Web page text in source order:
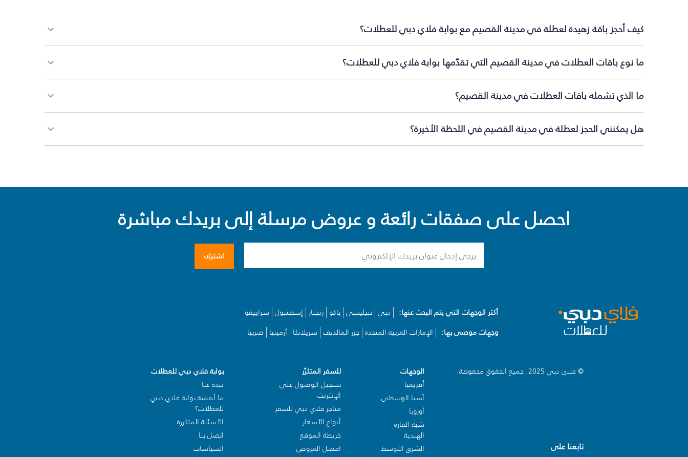
كيف أحجز باقة زهيدة لعطلة في مدينة القصيم مع بوابة فلاي دبي للعطلات؟
ما نوع باقات العطلات في مدينة القصيم التي تقدّمها بوابة فلاي دبي للعطلات؟
ما الذي تشمله باقات العطلات في مدينة القصيم؟
هل يمكنني الحجز لعطلة في مدينة القصيم في اللحظة الأخيرة؟
احصل على صفقات رائعة و عروض مرسلة إلى بريدك مباشرة
اشترك
أكثر الوجهات التي يتم البحث عنها: دبي تبيليسي باكو زنجبار إسطنبول سراييفو
وجهات موصى بها:
الإمارات العربية المتحدة جزر المالديف سريلانكا أرمينيا صربيا
© فلاي دبي 2025. جميع الحقوق محفوظة.
تابعنا على
الوجهات
أفريقيا
آسيا الوسطى
أوروبا
شبه القارة
الهندية
الشرق الأوسط
للسفر المتكرّر
تسجيل الوصول على
الإنترنت
متاجر فلاي دبي للسفر
أنواع الأسعار
خريطة الموقع
افضل العروض
بوابة فلاي دبي للعطلات
نبذة عنا
ما أهمية بوابة فلاي دبي
للعطلات؟
الأسئلة المتكررة
اتصل بنا
السياسات